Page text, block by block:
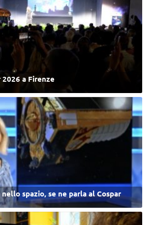
a Firenze
spazio, se ne parla al Cospar